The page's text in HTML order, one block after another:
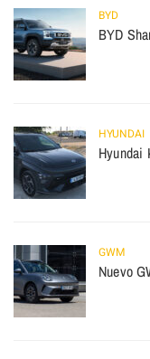
BYD
BYD
HYUNDAI
Hyundai
GWM
Nuevo